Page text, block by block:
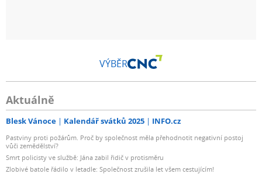
VÝBĚR
Aktuálně
Blesk Vánoce Kalendář svátků 2025 INFO.cz
Pastviny proti požárům. Proč by společnost měla přehodnotit negativní postoj
vůči zemědělství?
Smrt policisty ve službě: Jána zabil řidič v protisměru
Zlobivé batole řádilo v letadle: Společnost zrušila let všem cestujícím!